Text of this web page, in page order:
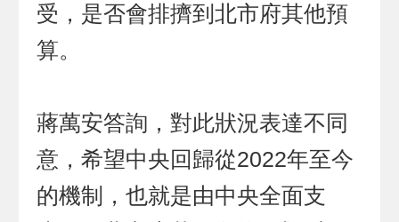
受，是否會排擠到北市府其他預
算。
蔣萬安答詢，對此狀況表達不同
意，希望中央回歸從2022年至今
的機制，也就是由中央全面支